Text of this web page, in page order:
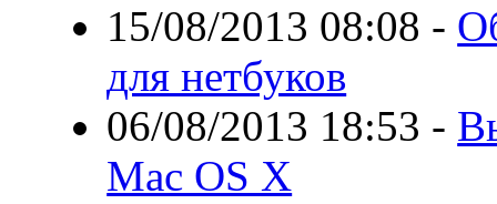
15/08/2013 08:08 -
для нетбуков
06/08/2013 18:53 -
Mac OS X